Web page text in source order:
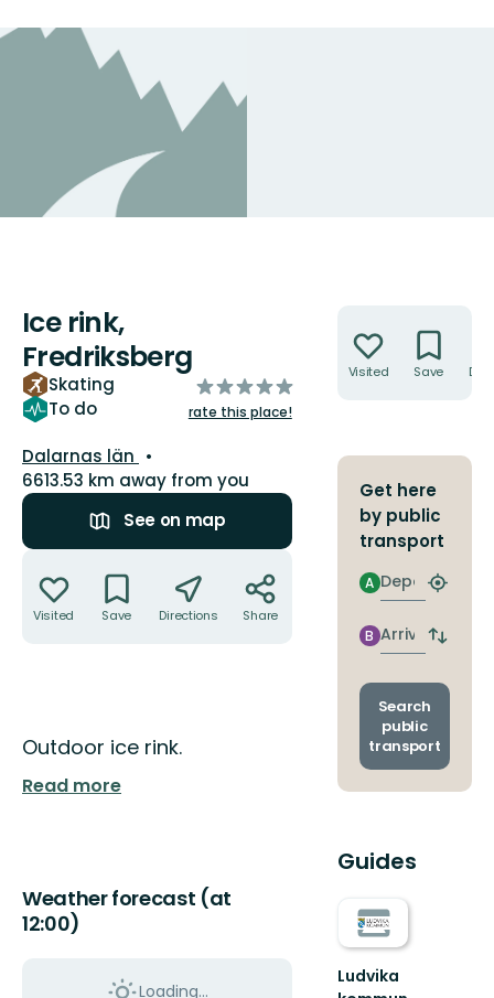
Ice rink,
Fredriksberg
Skating
To do
of
5
rate this place!
County:
Dalarnas län
6613.53 km away from you
See on map
Visited Save Directions Share
Description
Outdoor ice rink.
Read more
Weather forecast (at
12:00)
Loading...
Visited Save
Get here
by public
transport
Departure
A
Find
stop
Arrival
B
Switch
and
Search
public
transport
Guides
Ludvika